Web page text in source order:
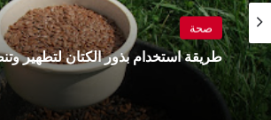
صحة
طريقة استخدام بذور الكتان لتطهير